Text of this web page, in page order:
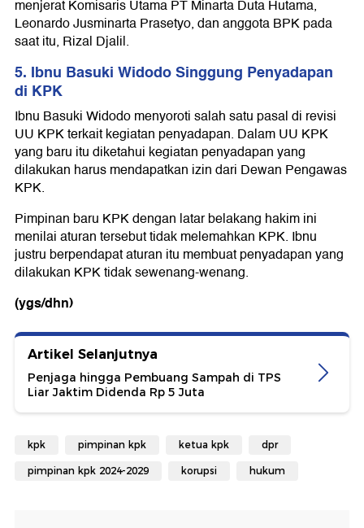
menjerat Komisaris Utama PT Minarta Duta Hutama,
Leonardo Jusminarta Prasetyo, dan anggota BPK pada
saat itu, Rizal Djalil.
5. Ibnu Basuki Widodo Singgung Penyadapan
di KPK
Ibnu Basuki Widodo menyoroti salah satu pasal di revisi
UU KPK terkait kegiatan penyadapan. Dalam UU KPK
yang baru itu diketahui kegiatan penyadapan yang
dilakukan harus mendapatkan izin dari Dewan Pengawas
KPK.
Pimpinan baru KPK dengan latar belakang hakim ini
menilai aturan tersebut tidak melemahkan KPK. Ibnu
justru berpendapat aturan itu membuat penyadapan yang
dilakukan KPK tidak sewenang-wenang.
(ygs/dhn)
Artikel Selanjutnya
Penjaga hingga Pembuang Sampah di TPS
Liar Jaktim Didenda Rp 5 Juta
kpk pimpinan kpk ketua kpk dpr
pimpinan kpk 2024-2029 korupsi hukum